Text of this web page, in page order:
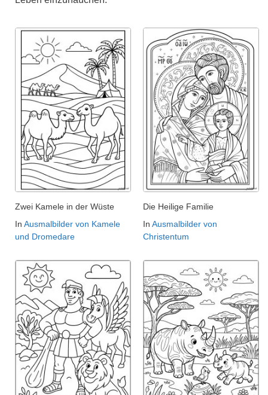
Zwei Kamele in der Wüste
In Ausmalbilder von Kamele
und Dromedare
Die Heilige Familie
In Ausmalbilder von
Christentum